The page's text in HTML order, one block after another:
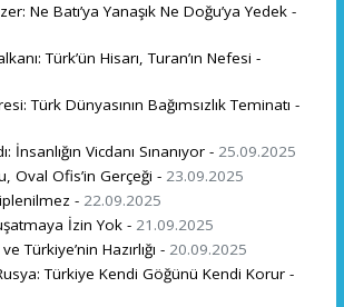
Ne Batı’ya Yanaşık Ne Doğu’ya Yedek -
Türk’ün Hisarı, Turan’ın Nefesi -
Türk Dünyasının Bağımsızlık Teminatı -
İnsanlığın Vicdanı Sınanıyor - 25.09.2025
Oval Ofis’in Gerçeği - 23.09.2025
- 22.09.2025
İzin Yok - 21.09.2025
Türkiye’nin Hazırlığı - 20.09.2025
Türkiye Kendi Göğünü Kendi Korur -